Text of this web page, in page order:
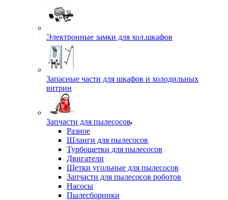
Электронные замки для хол.шкафов
Запасные части для шкафов и холодильных
витрин
Запчасти для пылесосов
Разное
Шланги для пылесосов
Турбощетки для пылесосов
Двигатели
Щетки угольные для пылесосов
Запчасти для пылесосов роботов
Насосы
Пылесборники